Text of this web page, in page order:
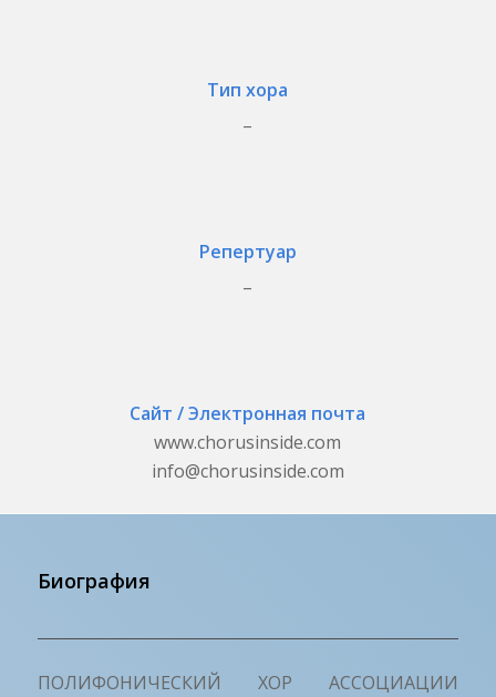
Тип хора
Репертуар
Сайт / Электронная почта
www.chorusinside.com
info@chorusinside.com
Биография
ПОЛИФОНИЧЕСКИЙ ХОР АССОЦИАЦИИ